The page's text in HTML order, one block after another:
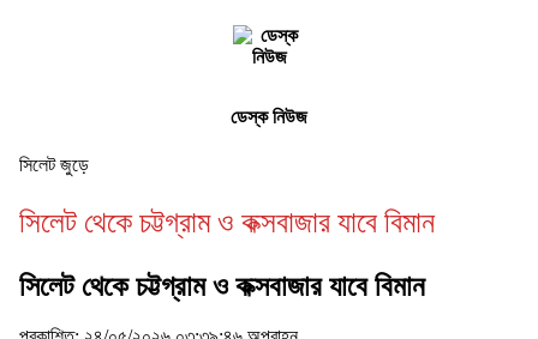
ডেস্ক নিউজ
সিলেট জুড়ে
সিলেট থেকে চট্টগ্রাম ও কক্সবাজার যাবে বিমান
সিলেট থেকে চট্টগ্রাম ও কক্সবাজার যাবে বিমান